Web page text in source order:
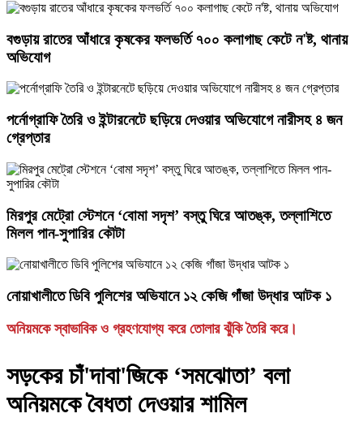
বগুড়ায় রাতের আঁধারে কৃষকের ফলভর্তি ৭০০ কলাগাছ কেটে ন'ষ্ট, থানায়
অভিযোগ
পর্নোগ্রাফি তৈরি ও ইন্টারনেটে ছড়িয়ে দেওয়ার অভিযোগে নারীসহ ৪ জন
গ্রেপ্তার
মিরপুর মেট্রো স্টেশনে ‘বোমা সদৃশ’ বস্তু ঘিরে আতঙ্ক, তল্লাশিতে
মিলল পান-সুপারির কৌটা
নোয়াখালীতে ডিবি পুলিশের অভিযানে ১২ কেজি গাঁজা উদ্ধার আটক ১
অনিয়মকে স্বাভাবিক ও গ্রহণযোগ্য করে তোলার ঝুঁকি তৈরি করে।
সড়কের চাঁ'দাবা'জিকে ‘সমঝোতা’ বলা
অনিয়মকে বৈধতা দেওয়ার শামিল